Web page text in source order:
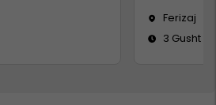
Ferizaj
3 Gusht